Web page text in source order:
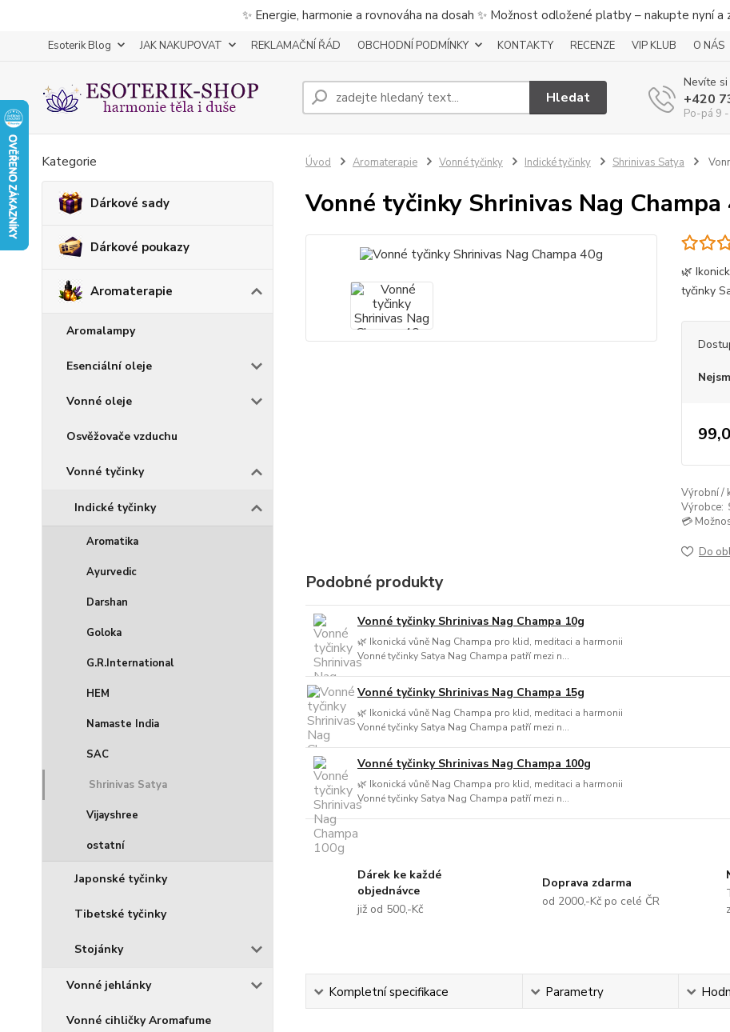
✨ Energie, harmonie a rovnováha na dosah ✨ Možnost odložené platby – nakupte nyní
Esoterik Blog JAK NAKUPOVAT REKLAMAČNÍ ŘÁD OBCHODNÍ PODMÍNKY KONTAKTY RECENZE VIP KLUB O NÁS
Hledat
Nevíte
+420
Po-pá 9
Kategorie
Dárkové sady
Dárkové poukazy
Aromaterapie
Aromalampy
Esenciální oleje
Vonné oleje
Osvěžovače vzduchu
Vonné tyčinky
Indické tyčinky
Aromatika
Ayurvedic
Darshan
Goloka
G.R.International
HEM
Namaste India
SAC
Shrinivas Satya
Vijayshree
ostatní
Japonské tyčinky
Tibetské tyčinky
Stojánky
Vonné jehlánky
Vonné cihličky Aromafume
Úvod Aromaterapie Vonné tyčinky Indické tyčinky Shrinivas Satya
Vonné tyčinky Shrinivas Nag Champa
🌿
tyčinky
Výrobní /
Výrobce:
💳
Do
Podobné produkty
Vonné tyčinky Shrinivas Nag Champa 10g
🌿 Ikonická vůně Nag Champa pro klid, meditaci a harmonii
Vonné tyčinky Satya Nag Champa patří mezi n...
Vonné tyčinky Shrinivas Nag Champa 15g
🌿 Ikonická vůně Nag Champa pro klid, meditaci a harmonii
Vonné tyčinky Satya Nag Champa patří mezi n...
Vonné tyčinky Shrinivas Nag Champa 100g
🌿 Ikonická vůně Nag Champa pro klid, meditaci a harmonii
Vonné tyčinky Satya Nag Champa patří mezi n...
Dárek ke každé
objednávce
již od 500,-Kč
Doprava zdarma
od 2000,-Kč po celé ČR
Kompletní specifikace Parametry